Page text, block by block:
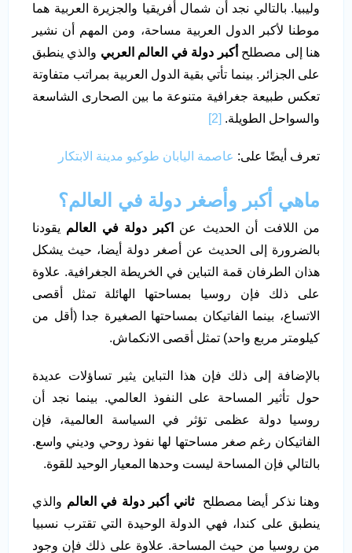
وليبيا. بالتالي نجد أن شمال أفريقيا والجزيرة العربية هما
موطنا لأكبر الدول العربية مساحة، ومن المهم أن نشير
هنا إلى مصطلح أكبر دولة في العالم العربي والذي ينطبق
على الجزائر. بينما تأتي بقية الدول العربية بمراتب متفاوتة
تعكس طبيعة جغرافية متنوعة ما بين الصحارى الشاسعة
والسواحل الطويلة. [2]
تعرف أيضًا على: عاصمة اليابان طوكيو مدينة الابتكار
ماهي أكبر وأصغر دولة في العالم؟
من اللافت أن الحديث عن اكبر دولة في العالم يقودنا
بالضرورة إلى الحديث عن أصغر دولة أيضا، حيث يشكل
هذان الطرفان قمة التباين في الخريطة الجغرافية. علاوة
على ذلك فإن روسيا بمساحتها الهائلة تمثل أقصى
الاتساع، بينما الفاتيكان بمساحتها الصغيرة جدا (أقل من
كيلومتر مربع واحد) تمثل أقصى الانكماش.
بالإضافة إلى ذلك فإن هذا التباين يثير تساؤلات عديدة
حول تأثير المساحة على النفوذ العالمي. بينما نجد أن
روسيا دولة عظمى تؤثر في السياسة العالمية، فإن
الفاتيكان رغم صغر مساحتها لها نفوذ روحي وديني واسع.
بالتالي فإن المساحة ليست وحدها المعيار الوحيد للقوة.
وهنا نذكر أيضا مصطلحثاني أكبر دولة في العالم والذي
ينطبق على كندا، فهي الدولة الوحيدة التي تقترب نسبيا
من روسيا من حيث المساحة. علاوة على ذلك فإن وجود